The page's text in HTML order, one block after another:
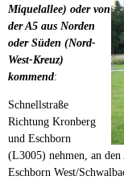
Miquelallee) oder von
der A5 aus Norden
oder Süden (Nord-
West-Kreuz)
kommend:
Schnellstraße
Richtung Kronberg
und Eschborn
(L3005) nehmen, an
Eschborn West/